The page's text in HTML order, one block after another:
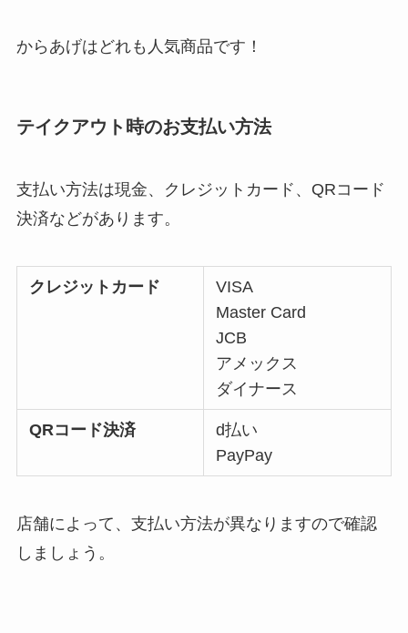
からあげはどれも人気商品です！
テイクアウト時のお支払い方法
支払い方法は現金、クレジットカード、QRコード
決済などがあります。
クレジットカード
VISA
Master Card
JCB
アメックス
ダイナース
QRコード決済
d払い
PayPay
店舗によって、支払い方法が異なりますので確認
しましょう。